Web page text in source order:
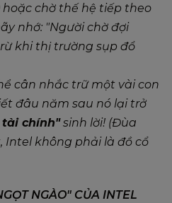
chờ thế hệ tiếp theo
nhớ: "Người chờ đợi
khi thị trường sụp đổ
cân nhắc trữ một vài con
đâu năm sau nó lại trở
chính"sinh lời! (Đùa
Intel không phải là đồ cổ
NGÀO" CỦA INTEL